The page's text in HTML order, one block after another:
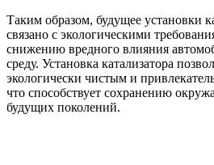
Таким образом, будущее установки
связано с экологическими
снижению вредного влияния
среду. Установка катализатора
экологически чистым и
что способствует сохранению
будущих поколений.